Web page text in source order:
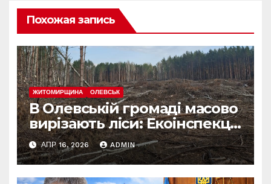
Похожая запись
ЖИТОМИРЩИНА ОЛЕВСЬК
В Олевській громаді масово
вирізають ліси: Екоінспекція
б’є на сполох
АПР 16, 2026 ADMIN